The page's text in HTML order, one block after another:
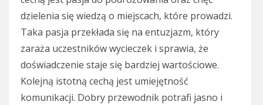
dzielenia się wiedzą o miejscach, które prowadzi.
Taka pasja przekłada się na entuzjazm, który
zaraża uczestników wycieczek i sprawia, że
doświadczenie staje się bardziej wartościowe.
Kolejną istotną cechą jest umiejętność
komunikacji. Dobry przewodnik potrafi jasno i